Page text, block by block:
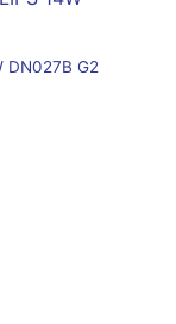
DN027B G2